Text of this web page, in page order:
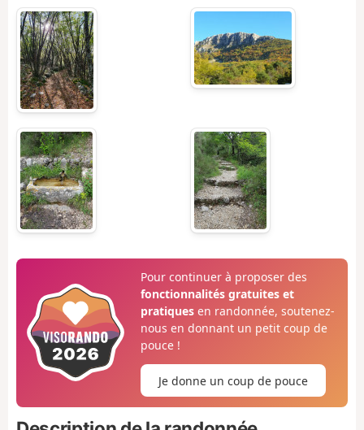
Pour continuer à proposer des
fonctionnalités gratuites et
pratiquesen randonnée, soutenez-
nous en donnant un petit coup de
pouce !
Je donne un coup de pouce